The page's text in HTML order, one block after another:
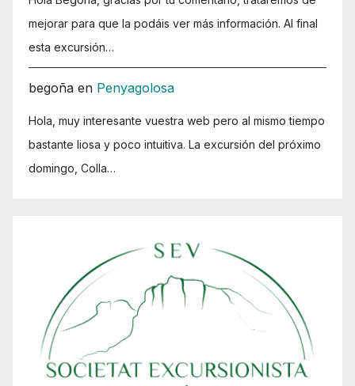
mejorar para que la podáis ver más información. Al final
esta excursión…
begoña en Penyagolosa
Hola, muy interesante vuestra web pero al mismo tiempo
bastante liosa y poco intuitiva. La excursión del próximo
domingo, Colla…